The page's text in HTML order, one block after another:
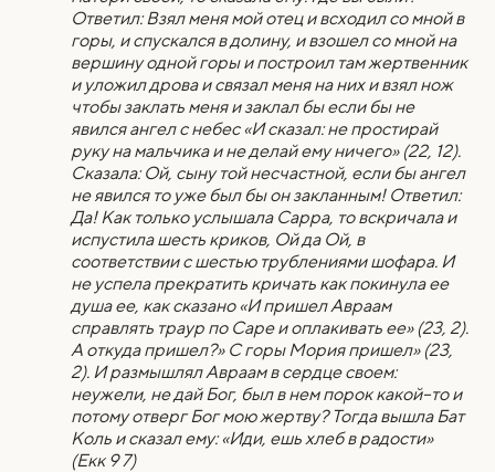
Ответил: Взял меня мой отец и всходил со мной в
горы, и спускался в долину, и взошел со мной на
вершину одной горы и построил там жертвенник
и уложил дрова и связал меня на них и взял нож
чтобы заклать меня и заклал бы если бы не
явился ангел с небес «И сказал: не простирай
руку на мальчика и не делай ему ничего» (22, 12).
Сказала: Ой, сыну той несчастной, если бы ангел
не явился то уже был бы он закланным! Ответил:
Да! Как только услышала Сарра, то вскричала и
испустила шесть криков, Ой да Ой, в
соответствии с шестью трублениями шофара. И
не успела прекратить кричать как покинула ее
душа ее, как сказано «И пришел Авраам
справлять траур по Саре и оплакивать ее» (23, 2).
А откуда пришел?» С горы Мория пришел» (23,
2). И размышлял Авраам в сердце своем:
неужели, не дай Бог, был в нем порок какой–то и
потому отверг Бог мою жертву? Тогда вышла Бат
Коль и сказал ему: «Иди, ешь хлеб в радости»
(Екк 9 7)